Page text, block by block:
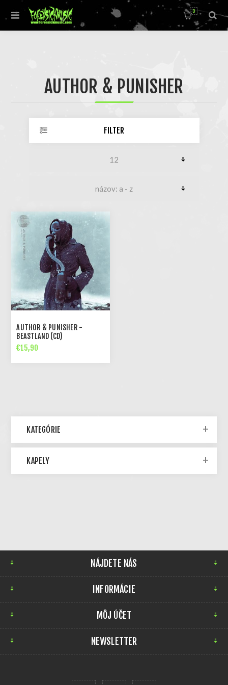
0
AUTHOR & PUNISHER
FILTER
AUTHOR & PUNISHER -
BEASTLAND (CD)
€15,90
KATEGÓRIE
KAPELY
NÁJDETE NÁS
INFORMÁCIE
MÔJ ÚČET
NEWSLETTER